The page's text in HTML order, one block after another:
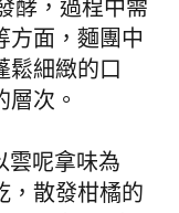
酵，過程中需
方面，麵團中
鬆細緻的口
次。
雲呢拿味為
，散發柑橘的